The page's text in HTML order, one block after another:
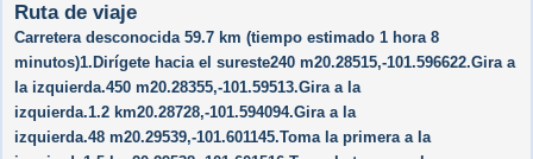
Ruta de viaje
Carretera desconocida 59.7 km (tiempo estimado 1 hora 8
minutos)1.Dirígete hacia el sureste240 m20.28515,-101.596622.Gira a
la izquierda.450 m20.28355,-101.59513.Gira a la
izquierda.1.2 km20.28728,-101.594094.Gira a la
izquierda.48 m20.29539,-101.601145.Toma la primera a la